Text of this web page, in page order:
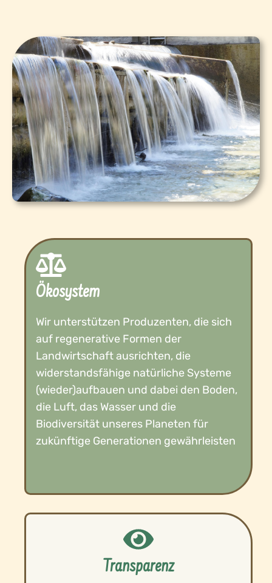
Ökosystem
Wir unterstützen Produzenten, die sich
auf regenerative Formen der
Landwirtschaft ausrichten, die
widerstandsfähige natürliche Systeme
(wieder)aufbauen und dabei den Boden,
die Luft, das Wasser und die
Biodiversität unseres Planeten für
zukünftige Generationen gewährleisten
Transparenz